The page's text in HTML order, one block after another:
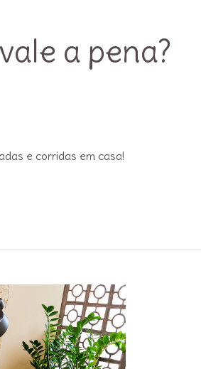
a pena?
e corridas em casa!